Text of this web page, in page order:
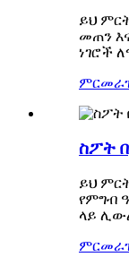
ይህ
መጠን
ነገሮች
ምርመራ
ስፖት
ይህ
የምግብ
ላይ
ምርመራ